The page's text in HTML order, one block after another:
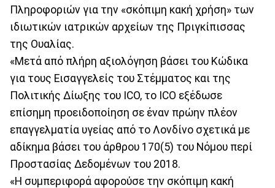
Πληροφοριών για την «σκόπιμη κακή χρήση» των
ιδιωτικών ιατρικών αρχείων της Πριγκίπισσας
της Ουαλίας.
«Μετά από πλήρη αξιολόγηση βάσει του Κώδικα
για τους Εισαγγελείς του Στέμματος και της
Πολιτικής Δίωξης του ICO, το ICO εξέδωσε
επίσημη προειδοποίηση σε έναν πρώην πλέον
επαγγελματία υγείας από το Λονδίνο σχετικά με
αδίκημα βάσει του άρθρου 170(5) του Νόμου περί
Προστασίας Δεδομένων του 2018.
«Η συμπεριφορά αφορούσε την σκόπιμη κακή